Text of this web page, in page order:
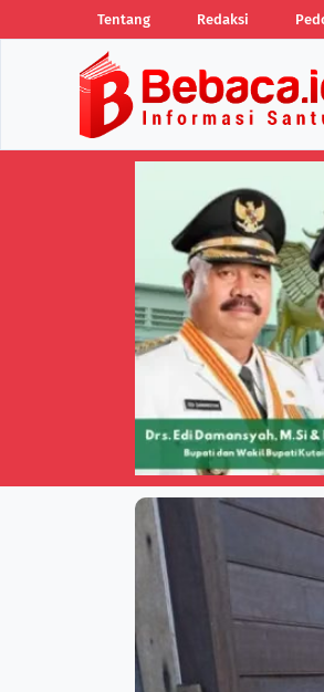
Tentang Redaksi